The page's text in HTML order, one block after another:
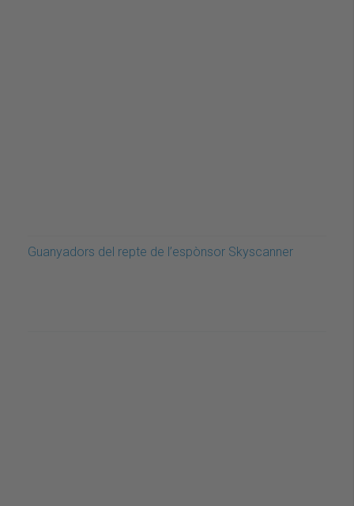
Guanyadors del repte de l’espònsor Skyscanner